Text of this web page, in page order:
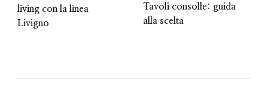
living con la linea
Livigno
Tavoli consolle: guida
alla scelta